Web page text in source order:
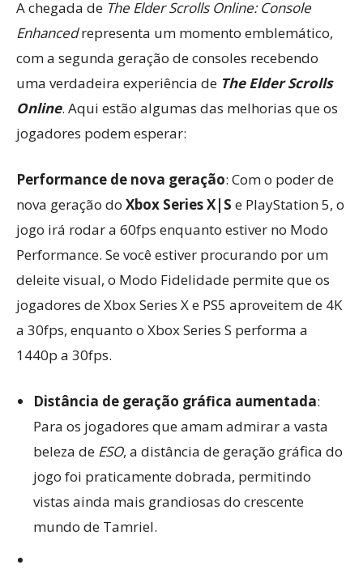
A chegada de The Elder Scrolls Online: Console
Enhancedrepresenta um momento emblemático,
com a segunda geração de consoles recebendo
uma verdadeira experiência de The Elder Scrolls
Online. Aqui estão algumas das melhorias que os
jogadores podem esperar:
Performance de nova geração: Com o poder de
nova geração do Xbox Series X|S e PlayStation 5, o
jogo irá rodar a 60fps enquanto estiver no Modo
Performance. Se você estiver procurando por um
deleite visual, o Modo Fidelidade permite que os
jogadores de Xbox Series X e PS5 aproveitem de 4K
a 30fps, enquanto o Xbox Series S performa a
1440p a 30fps.
Distância de geração gráfica aumentada:
Para os jogadores que amam admirar a vasta
beleza de ESO, a distância de geração gráfica do
jogo foi praticamente dobrada, permitindo
vistas ainda mais grandiosas do crescente
mundo de Tamriel.